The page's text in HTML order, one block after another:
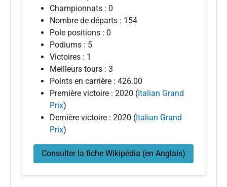
Championnats : 0
Nombre de départs : 154
Pole positions : 0
Podiums : 5
Victoires : 1
Meilleurs tours : 3
Points en carrière : 426.00
Première victoire : 2020 (Italian Grand
Prix)
Dernière victoire : 2020 (Italian Grand
Prix)
Consulter la fiche Wikipédia (en Anglais)